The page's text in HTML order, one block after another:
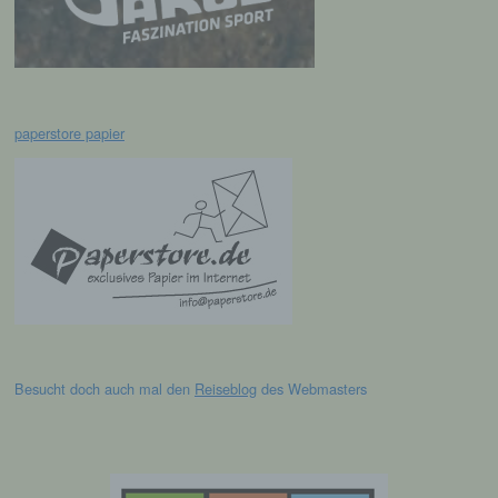
paperstore papier
Besucht doch auch mal den Reiseblog des Webmasters
automatisierter Verfahren ausgeführte
Daten wie das Erheben, das Erfassen, die
die Anpassung oder Veränderung, das
Auslesen, das Abfragen, die Verwendung,
die Offenlegung durch Übermittlung,
Verbreitung oder eine andere Form der
Bereitstellung, den Abgleich oder die
Verknüpfung, die Einschränkung, das
Löschen oder die Vernichtung.